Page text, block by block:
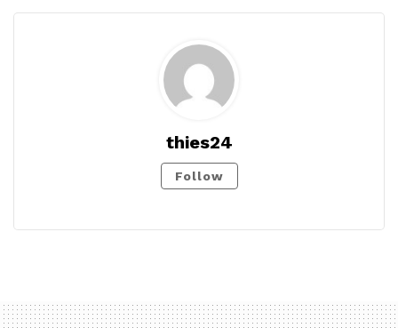
thies24
Follow